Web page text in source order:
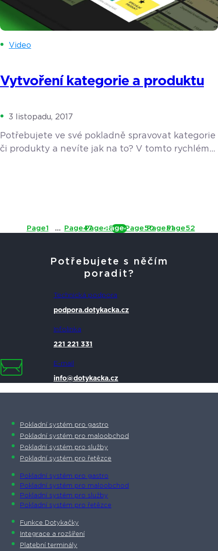
Video
Vytvoření kategorie a produktu
3 listopadu, 2017
Potřebujete ve své pokladně spravovat kategorie
či produkty a nevíte jak na to? V tomto rychlém
Page1 … Page47
Page48
Page49
Page50
Page51
Page52
Potřebujete s něčím
poradit?
Technická podpora
podpora.dotykacka.cz
Infolinka
221 221 331
E-mail
info@dotykacka.cz
Pokladní systém pro gastro
Pokladní systém pro maloobchod
Pokladní systém pro služby
Pokladní systém pro řetězce
Pokladní systém pro gastro
Pokladní systém pro maloobchod
Pokladní systém pro služby
Pokladní systém pro řetězce
Funkce Dotykačky
Integrace a rozšíření
Platební terminály